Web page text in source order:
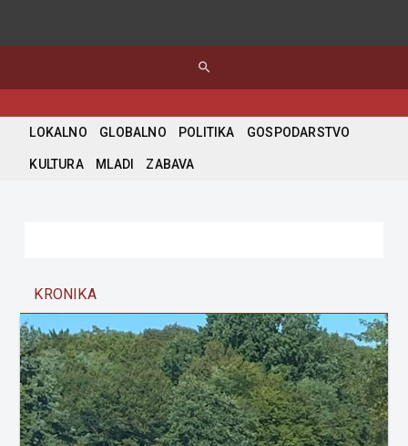
search
LOKALNO GLOBALNO POLITIKA GOSPODARSTVO
KULTURA MLADI ZABAVA
KRONIKA